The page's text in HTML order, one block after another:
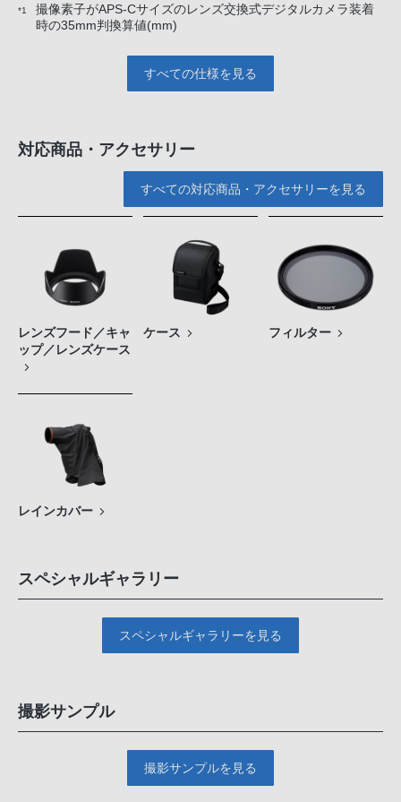
*1
撮像素子がAPS-Cサイズのレンズ交換式デジタルカメラ装着
時の35mm判換算値(mm)
すべての仕様を見る
対応商品・アクセサリー
すべての対応商品・アクセサリーを見る
レンズフード／キャ
ップ／レンズケース
ケース フィルター
レインカバー
スペシャルギャラリー
スペシャルギャラリーを見る
撮影サンプル
撮影サンプルを見る